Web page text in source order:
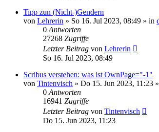
Tipp zun (Nicht-)Gendern
von Lehrerin » So 16. Jul 2023, 08:49 » in
0 Antworten
27268 Zugriffe
Letzter Beitrag von Lehrerin
So 16. Jul 2023, 08:49
Scribus verstehen: was ist OwnPage="-1"
von Tintenvisch » Do 15. Jun 2023, 11:23
0 Antworten
16941 Zugriffe
Letzter Beitrag von Tintenvisch
Do 15. Jun 2023, 11:23